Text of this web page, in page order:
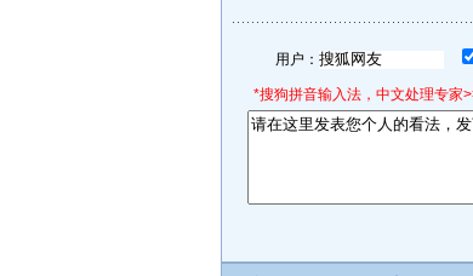
用户：
*搜狗拼音输入法，中文处理专家